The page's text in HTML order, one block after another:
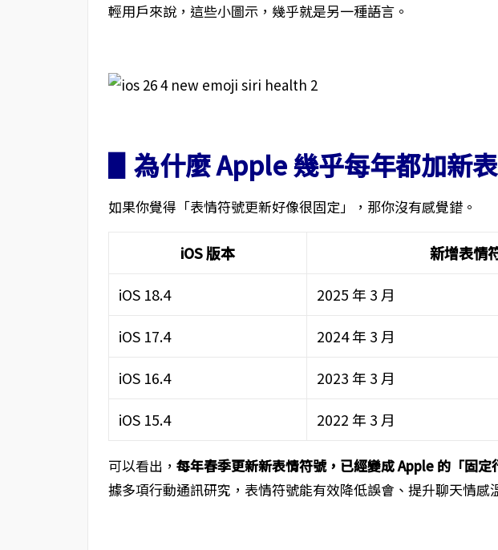
輕用戶來說，這些小圖示，幾乎就是另一種語言。
▋為什麼 Apple 幾乎每年都加新
如果你覺得「表情符號更新好像很固定」，那你沒有感覺錯。
iOS 版本
新增表情
iOS 18.4
2025 年 3 月
iOS 17.4
2024 年 3 月
iOS 16.4
2023 年 3 月
iOS 15.4
2022 年 3 月
可以看出， 每年春季更新新表情符號，已經變成 Apple 的「固定
據多項行動通訊研究，表情符號能有效降低誤會、提升聊天情感